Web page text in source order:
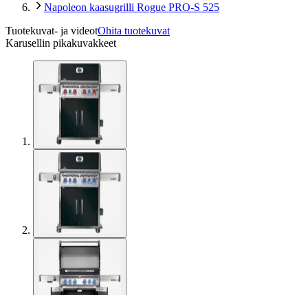
Napoleon kaasugrilli Rogue PRO-S 525
Tuotekuvat- ja videotOhita tuotekuvat
Karusellin pikakuvakkeet